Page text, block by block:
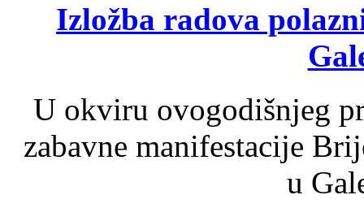
Izložba radova
U okviru ovogodišnjeg
zabavne manifestacije
u